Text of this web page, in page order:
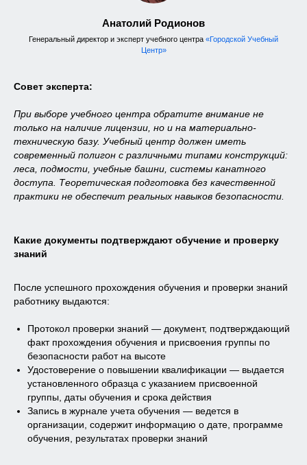
Анатолий Родионов
Генеральный директор и эксперт учебного центра «Городской Учебный
Центр»
Совет эксперта:
При выборе учебного центра обратите внимание не
только на наличие лицензии, но и на материально-
техническую базу. Учебный центр должен иметь
современный полигон с различными типами конструкций:
леса, подмости, учебные башни, системы канатного
доступа. Теоретическая подготовка без качественной
практики не обеспечит реальных навыков безопасности.
Какие документы подтверждают обучение и проверку
знаний
После успешного прохождения обучения и проверки знаний
работнику выдаются:
Протокол проверки знаний — документ, подтверждающий
факт прохождения обучения и присвоения группы по
безопасности работ на высоте
Удостоверение о повышении квалификации — выдается
установленного образца с указанием присвоенной
группы, даты обучения и срока действия
Запись в журнале учета обучения — ведется в
организации, содержит информацию о дате, программе
обучения, результатах проверки знаний
Результаты проверки знания
требований охраны труда работников
после завершения обучения
протоколом проверки
России.
Выпискаиз протокола проверки
знаний по охране труда
Выпискаиз протокола о проверке